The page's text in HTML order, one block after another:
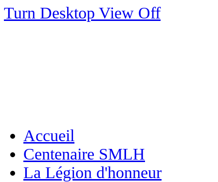
Turn Desktop View Off
Accueil
Centenaire SMLH
La Légion d'honneur